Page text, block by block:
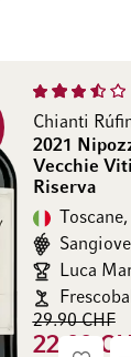
2021
Vecchie Viti
Riserva
22.00
29.90 CHF